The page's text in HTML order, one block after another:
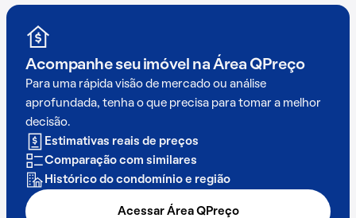
Acompanhe seu imóvel na Área QPreço
Para uma rápida visão de mercado ou análise
aprofundada, tenha o que precisa para tomar a melhor
decisão.
Estimativas reais de preços
Comparação com similares
Histórico do condomínio e região
Acessar Área QPreço